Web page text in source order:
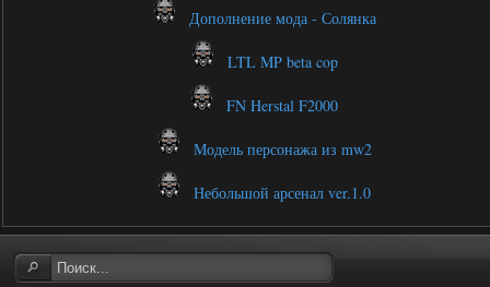
Дополнение мода - Солянка
LTL MP beta cop
FN Herstal F2000
Модель персонажа из mw2
Небольшой арсенал ver.1.0